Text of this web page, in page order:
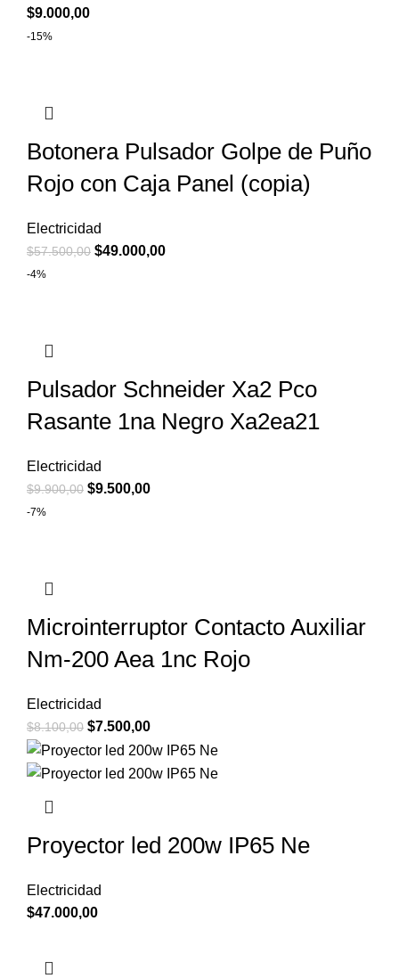
$9.000,00
-15%
Botonera Pulsador Golpe de Puño
Rojo con Caja Panel (copia)
Electricidad
$57.500,00 $49.000,00
-4%
Pulsador Schneider Xa2 Pco
Rasante 1na Negro Xa2ea21
Electricidad
$9.900,00 $9.500,00
-7%
Microinterruptor Contacto Auxiliar
Nm-200 Aea 1nc Rojo
Electricidad
$8.100,00 $7.500,00
Proyector led 200w IP65 Ne
Electricidad
$47.000,00